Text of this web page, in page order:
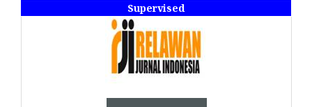
Supervised